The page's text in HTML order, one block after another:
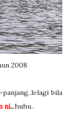
2008
bila
ni...huhu..